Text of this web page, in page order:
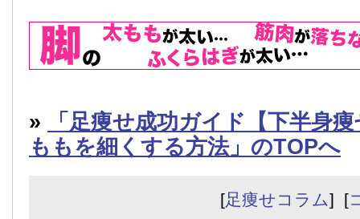
»
「足痩せ成功ガイド【下半身
ももを細くする方法」のTOPへ
[足痩せコラム] [